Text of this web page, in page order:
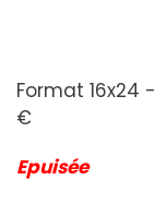
Format 16x24
€
Epuisée